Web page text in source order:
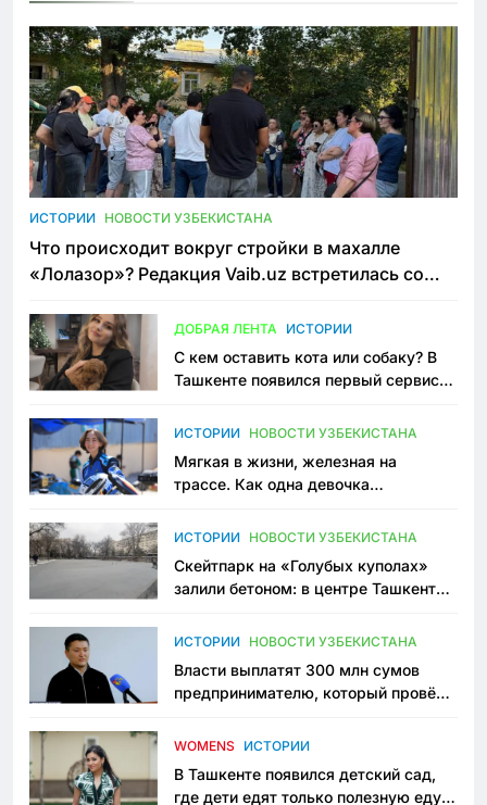
ИСТОРИИ НОВОСТИ УЗБЕКИСТАНА
Что происходит вокруг стройки в махалле
«Лолазор»? Редакция Vaib.uz встретилась со
ДОБРАЯ ЛЕНТА ИСТОРИИ
С кем оставить кота или собаку? В
Ташкенте появился первый сервис
ИСТОРИИ НОВОСТИ УЗБЕКИСТАНА
Мягкая в жизни, железная на
трассе. Как одна девочка
Узбекистане
ИСТОРИИ НОВОСТИ УЗБЕКИСТАНА
Скейтпарк на «Голубых куполах»
залили бетоном: в центре Ташкента
пространство
ИСТОРИИ НОВОСТИ УЗБЕКИСТАНА
Власти выплатят 300 млн сумов
предпринимателю, который провёл
приговору
WOMENS ИСТОРИИ
В Ташкенте появился детский сад,
где дети едят только полезную еду.